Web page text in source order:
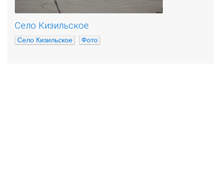
Село Кизильское
Село Кизильское Фото